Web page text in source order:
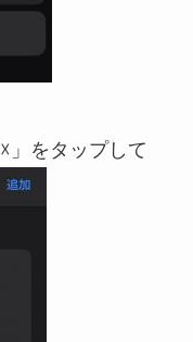
」をタップして